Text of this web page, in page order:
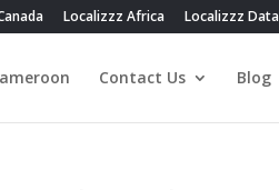
Localizzz Africa Localizzz Data
Contact Us Blog